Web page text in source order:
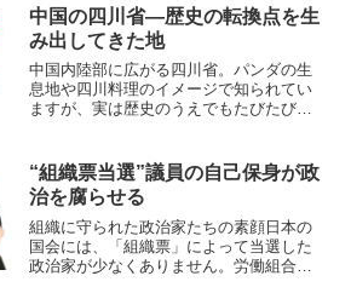
れるばかりで、戻ってこない」「どこに
消えたのか分からない」「...
中国の四川省―歴史の転換点を生
み出してきた地
中国内陸部に広がる四川省。パンダの生
息地や四川料理のイメージで知られてい
ますが、実は歴史のうえでもたびたび大
のように中国史の重要な舞台となってき
たのかを振り返ってみたい...
“組織票当選”議員の自己保身が政
治を腐らせる
組織に守られた政治家たちの素顔日本の
国会には、「組織票」によって当選した
政治家が少なくありません。労働組合、